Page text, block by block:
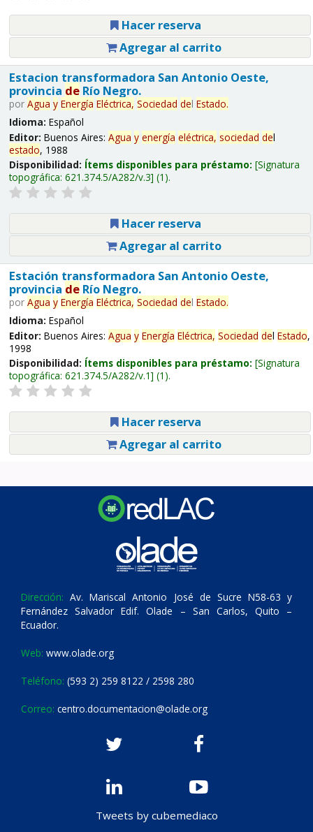
Hacer reserva
Agregar al carrito
Estacion transformadora San Antonio Oeste,
provincia deRío Negro.
por Agua y Energía Eléctrica, Sociedad del Estado.
Idioma: Español
Editor: Buenos Aires: Agua y energía eléctrica, sociedad del
estado, 1988
Disponibilidad: Ítems disponibles para préstamo: Signatura
topográfica: 621.374.5/A282/v.3 (1).
Hacer reserva
Agregar al carrito
Estación transformadora San Antonio Oeste,
provincia deRío Negro.
por Agua y Energía Eléctrica, Sociedad del Estado.
Idioma: Español
Editor: Buenos Aires: Agua y Energía Eléctrica, Sociedad del Estado,
1998
Disponibilidad: Ítems disponibles para préstamo: Signatura
topográfica: 621.374.5/A282/v.1 (1).
Hacer reserva
Agregar al carrito
Dirección: Av. Mariscal Antonio José de Sucre N58-63 y
Fernández Salvador Edif. Olade – San Carlos, Quito –
Ecuador.
Web: www.olade.org
Teléfono: (593 2) 259 8122 / 2598 280
Correo: centro.documentacion@olade.org
Tweets by cubemediaco